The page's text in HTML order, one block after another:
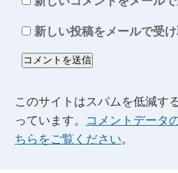
新しい投稿をメールで受
このサイトはスパムを低減す
っています。
コメントデータ
ちらをご覧ください。